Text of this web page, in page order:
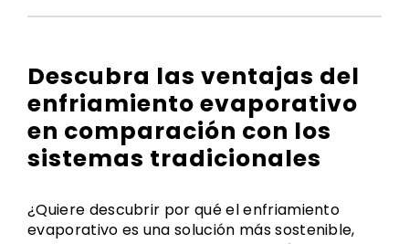
Descubra las ventajas del
enfriamiento evaporativo
en comparación con los
sistemas tradicionales
¿Quiere descubrir por qué el enfriamiento
evaporativo es una solución más sostenible,